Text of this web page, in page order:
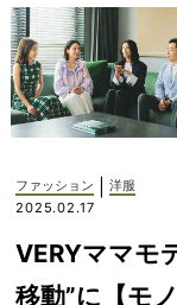
ファッション
洋服
2025.02.17
VERYママモ
移動”に【モ